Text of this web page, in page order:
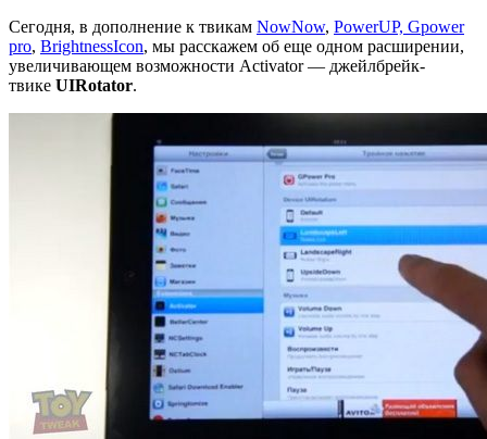
Сегодня, в дополнение к твикам NowNow, PowerUP, Gpower
pro, BrightnessIcon, мы расскажем об еще одном расширении,
увеличивающем возможности Activator — джейлбрейк-
твике UIRotator.